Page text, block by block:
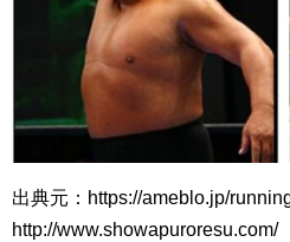
出典元：https://ameblo.jp/
http://www.showapuroresu.com/